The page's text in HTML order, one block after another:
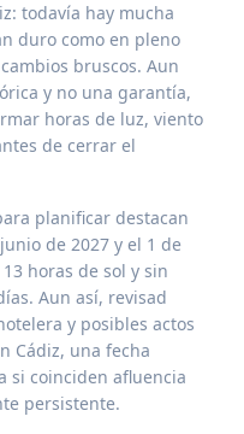
todavía hay mucha
duro como en pleno
bruscos. Aun
y no una garantía,
horas de luz, viento
de cerrar el
planificar destacan
de 2027 y el 1 de
horas de sol y sin
Aun así, revisad
y posibles actos
Cádiz, una fecha
si coinciden afluencia
persistente.